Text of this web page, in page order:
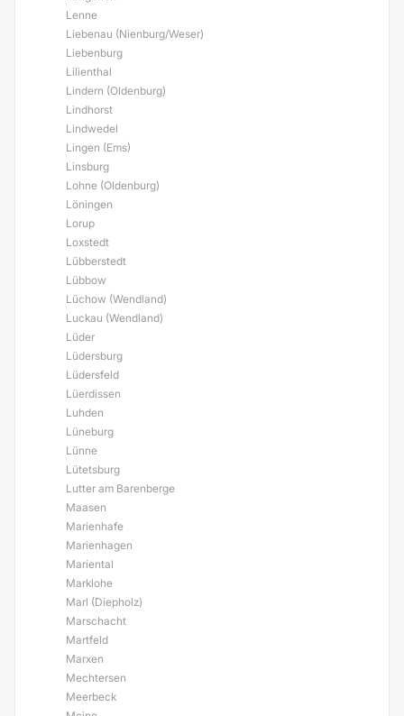
Lenne
Liebenau (Nienburg/Weser)
Liebenburg
Lilienthal
Lindern (Oldenburg)
Lindhorst
Lindwedel
Lingen (Ems)
Linsburg
Lohne (Oldenburg)
Löningen
Lorup
Loxstedt
Lübberstedt
Lübbow
Lüchow (Wendland)
Luckau (Wendland)
Lüder
Lüdersburg
Lüdersfeld
Lüerdissen
Luhden
Lüneburg
Lünne
Lütetsburg
Lutter am Barenberge
Maasen
Marienhafe
Marienhagen
Mariental
Marklohe
Marl (Diepholz)
Marschacht
Martfeld
Marxen
Mechtersen
Meerbeck